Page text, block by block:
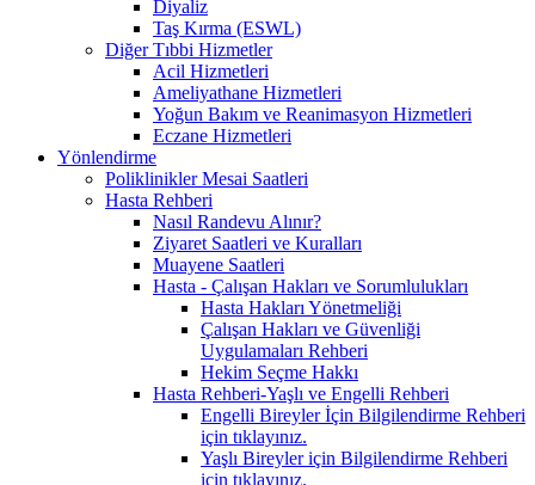
Diyaliz
Taş Kırma (ESWL)
Diğer Tıbbi Hizmetler
Acil Hizmetleri
Ameliyathane Hizmetleri
Yoğun Bakım ve Reanimasyon Hizmetleri
Eczane Hizmetleri
Yönlendirme
Poliklinikler Mesai Saatleri
Hasta Rehberi
Nasıl Randevu Alınır?
Ziyaret Saatleri ve Kuralları
Muayene Saatleri
Hasta - Çalışan Hakları ve Sorumlulukları
Hasta Hakları Yönetmeliği
Çalışan Hakları ve Güvenliği
Uygulamaları Rehberi
Hekim Seçme Hakkı
Hasta Rehberi-Yaşlı ve Engelli Rehberi
Engelli Bireyler İçin Bilgilendirme Rehberi
için tıklayınız.
Yaşlı Bireyler için Bilgilendirme Rehberi
için tıklayınız.